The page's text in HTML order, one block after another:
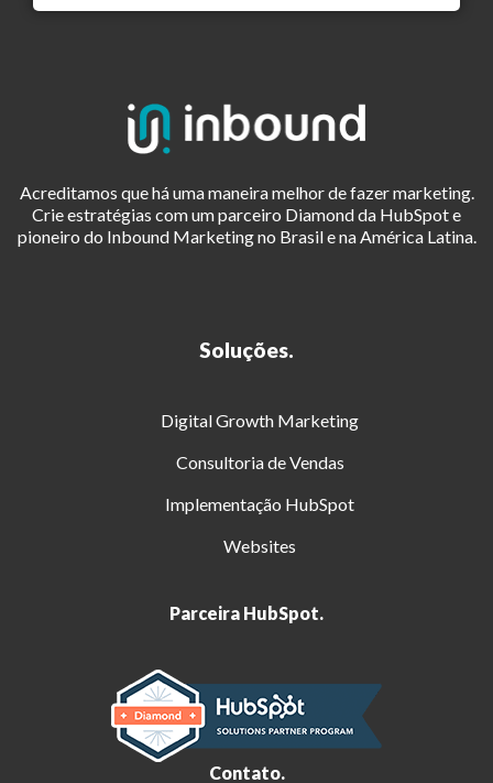
Acreditamos que há uma maneira melhor de fazer marketing.
Crie estratégias com um parceiro Diamond da HubSpot e
pioneiro do Inbound Marketing no Brasil e na América Latina.
Soluções.
Digital Growth Marketing
Consultoria de Vendas
Implementação HubSpot
Websites
Parceira HubSpot.
Contato.